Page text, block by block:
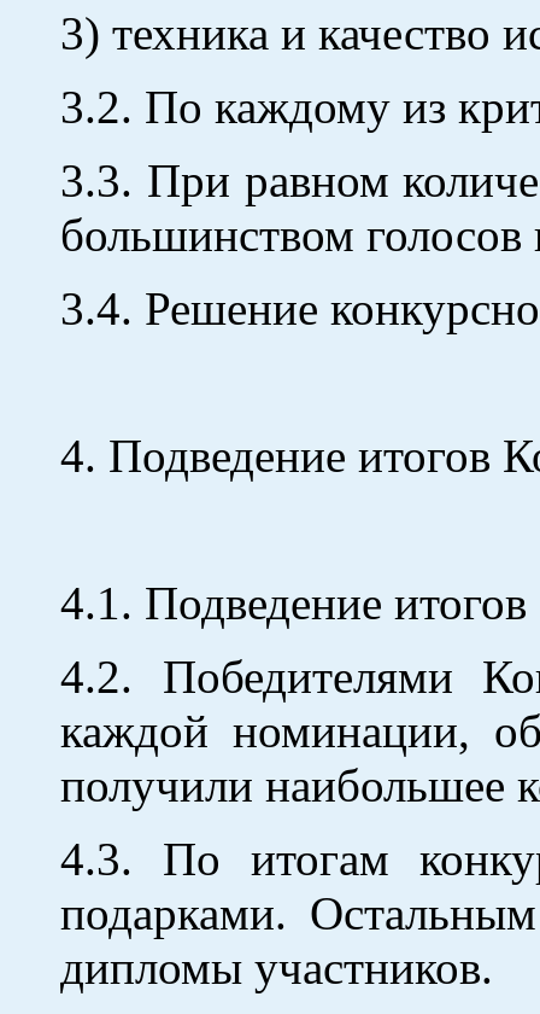
3) техника и качество
3.2. По каждому из
3.3. При равном
большинством голосов
3.4. Решение
4. Подведение итогов
4.1. Подведение
4.2. Победителями
каждой номинации,
получили наибольшее
4.3. По итогам
подарками.
дипломы участников.